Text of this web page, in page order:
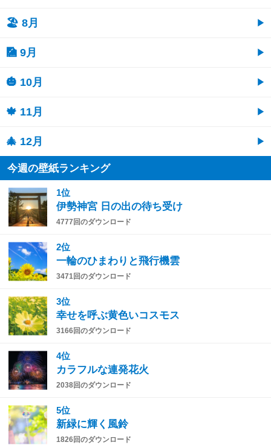
🏖 8月
🎑 9月
🎃 10月
🍁 11月
🎄 12月
今週の壁紙ランキング
1位
伊勢神宮 日の出の待ち受け
4777回のダウンロード
2位
一輪のひまわりと飛行機雲
3471回のダウンロード
3位
幸せを呼ぶ黄色いコスモス
3166回のダウンロード
4位
カラフルな連発花火
2038回のダウンロード
5位
新緑に輝く風鈴
1826回のダウンロード